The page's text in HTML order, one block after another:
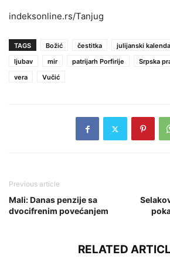
indeksonline.rs/Tanjug
TAGS Božić čestitka julijanski
ljubav
mir patrijarh Porfirije
Srpska
vera
Vučić
Previous article
Mali: Danas penzije sa
dvocifrenim povećanjem
RELATED